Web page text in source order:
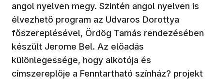
angol nyelven megy. Szintén angol nyelven is
élvezhető program az Udvaros Dorottya
főszereplésével, Ördög Tamás rendezésében
készült Jerome Bel. Az előadás
különlegessége, hogy alkotója és
címszereplője a Fenntartható színház? projekt